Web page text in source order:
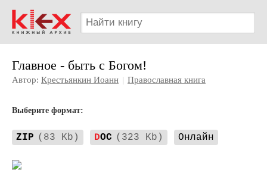
Главное - быть с Богом!
Автор: Крестьянкин Иоанн | Православная книга
Выберите формат:
ZIP (83 Kb) DOC (323 Kb) Онлайн